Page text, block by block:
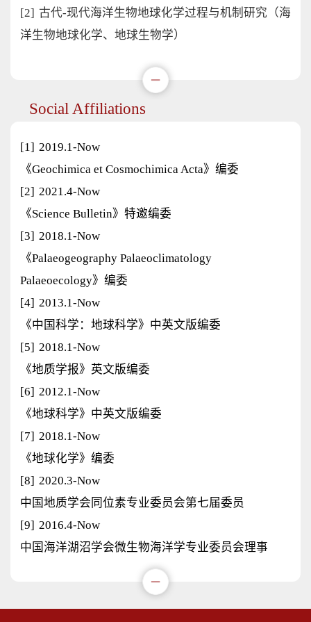
[2] 古代-现代海洋生物地球化学过程与机制研究（海
洋生物地球化学、地球生物学）
Social Affiliations
[1] 2019.1-Now
《Geochimica et Cosmochimica Acta》编委
[2] 2021.4-Now
《Science Bulletin》特邀编委
[3] 2018.1-Now
《Palaeogeography Palaeoclimatology
Palaeoecology》编委
[4] 2013.1-Now
《中国科学：地球科学》中英文版编委
[5] 2018.1-Now
《地质学报》英文版编委
[6] 2012.1-Now
《地球科学》中英文版编委
[7] 2018.1-Now
《地球化学》编委
[8] 2020.3-Now
中国地质学会同位素专业委员会第七届委员
[9] 2016.4-Now
中国海洋湖沼学会微生物海洋学专业委员会理事